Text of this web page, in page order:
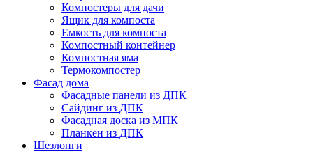
Компостеры для дачи
Ящик для компоста
Емкость для компоста
Компостный контейнер
Компостная яма
Термокомпостер
Фасад дома
Фасадные панели из ДПК
Сайдинг из ДПК
Фасадная доска из МПК
Планкен из ДПК
Шезлонги